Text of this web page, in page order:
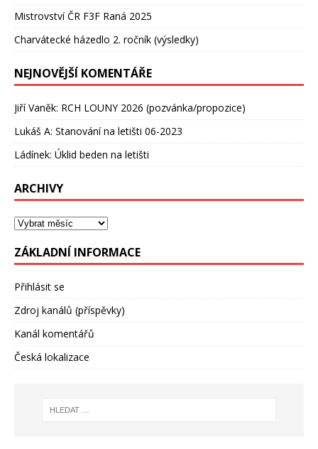
Mistrovství ČR F3F Raná 2025
Charvátecké házedlo 2. ročník (výsledky)
NEJNOVĚJŠÍ KOMENTÁŘE
Jiří Vaněk: RCH LOUNY 2026 (pozvánka/propozice)
Lukáš A: Stanování na letišti 06-2023
Ládínek: Úklid beden na letišti
ARCHIVY
ZÁKLADNÍ INFORMACE
Přihlásit se
Zdroj kanálů (příspěvky)
Kanál komentářů
Česká lokalizace